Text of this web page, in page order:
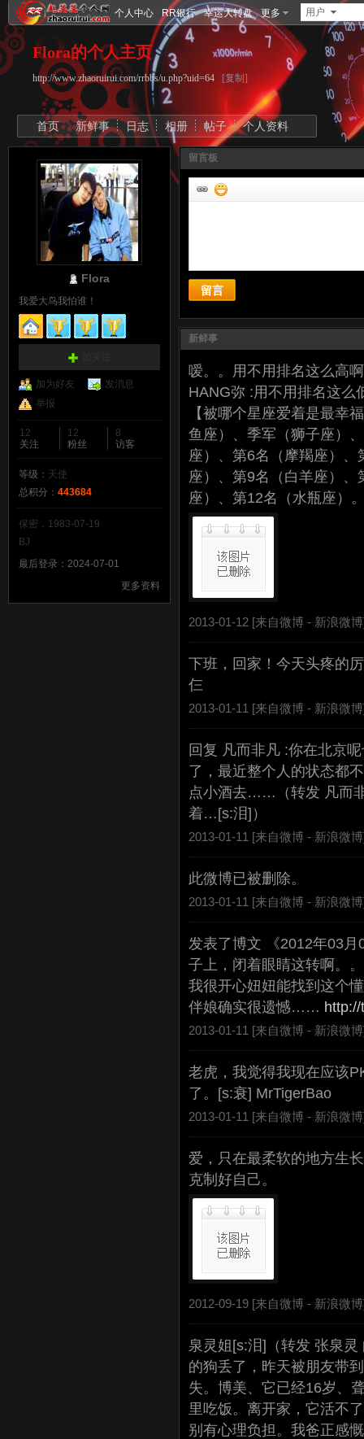
个人中心 RR银行 幸运大转盘 更多 用户
Flora的个人主页
http://www.zhaoruirui.com/rrbbs/u.php?uid=64 [复制]
首页 新鲜事 日志 相册 帖子 个人资料
Flora
我爱大鸟我怕谁！
加为好友
发消息
举报
12
关注
12
粉丝
8
访客
等级： 天使
总积分： 443684
保密，1983-07-19
BJ
最后登录：2024-07-01
更多资料
留言板
留言
新鲜事
嗳。。用不用排名这么高
HANG弥 :用不用排名这么
【被哪个星座爱着是最幸
鱼座）、季军（狮子座）
座）、第6名（摩羯座）
座）、第9名（白羊座）
座）、第12名（水瓶座）
2013-01-12 [来自微博 - 新浪微博
下班，回家！今天头疼的
仨
2013-01-11 [来自微博 - 新浪微博
回复 凡而非凡 :你在北京
了，最近整个人的状态都
点小酒去……（转发 凡而
着…[s:泪]）
2013-01-11 [来自微博 - 新浪微博
此微博已被删除。
2013-01-11 [来自微博 - 新浪微博
发表了博文 《2012年03
子上，闭着眼睛这转啊。
我很开心妞妞能找到这个
伴娘确实很遗憾……
2013-01-11 [来自微博 - 新浪微博
老虎，我觉得我现在应该
了。[s:衰] MrTigerBao
2013-01-11 [来自微博 - 新浪微博
爱，只在最柔软的地方生
克制好自己。
2012-09-19 [来自微博 - 新浪微博
泉灵姐[s:泪]（转发 张泉
的狗丢了，昨天被朋友带
失。博美、它已经16岁、
里吃饭。离开家，它活不
别有心理负担。我爸正感